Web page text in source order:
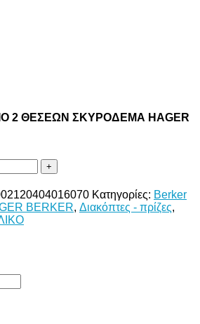
2 ΘΕΣΕΩΝ ΣΚΥΡΟΔΕΜΑ HAGER
Κατηγορίες: Berker
BERKER, Διακόπτες - πρίζες,